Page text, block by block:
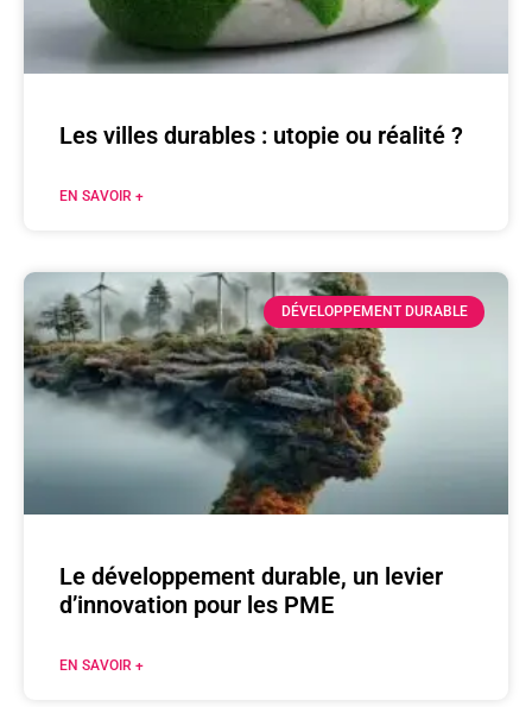
Les villes durables : utopie ou réalité ?
EN SAVOIR +
DÉVELOPPEMENT DURABLE
Le développement durable, un levier
d’innovation pour les PME
EN SAVOIR +